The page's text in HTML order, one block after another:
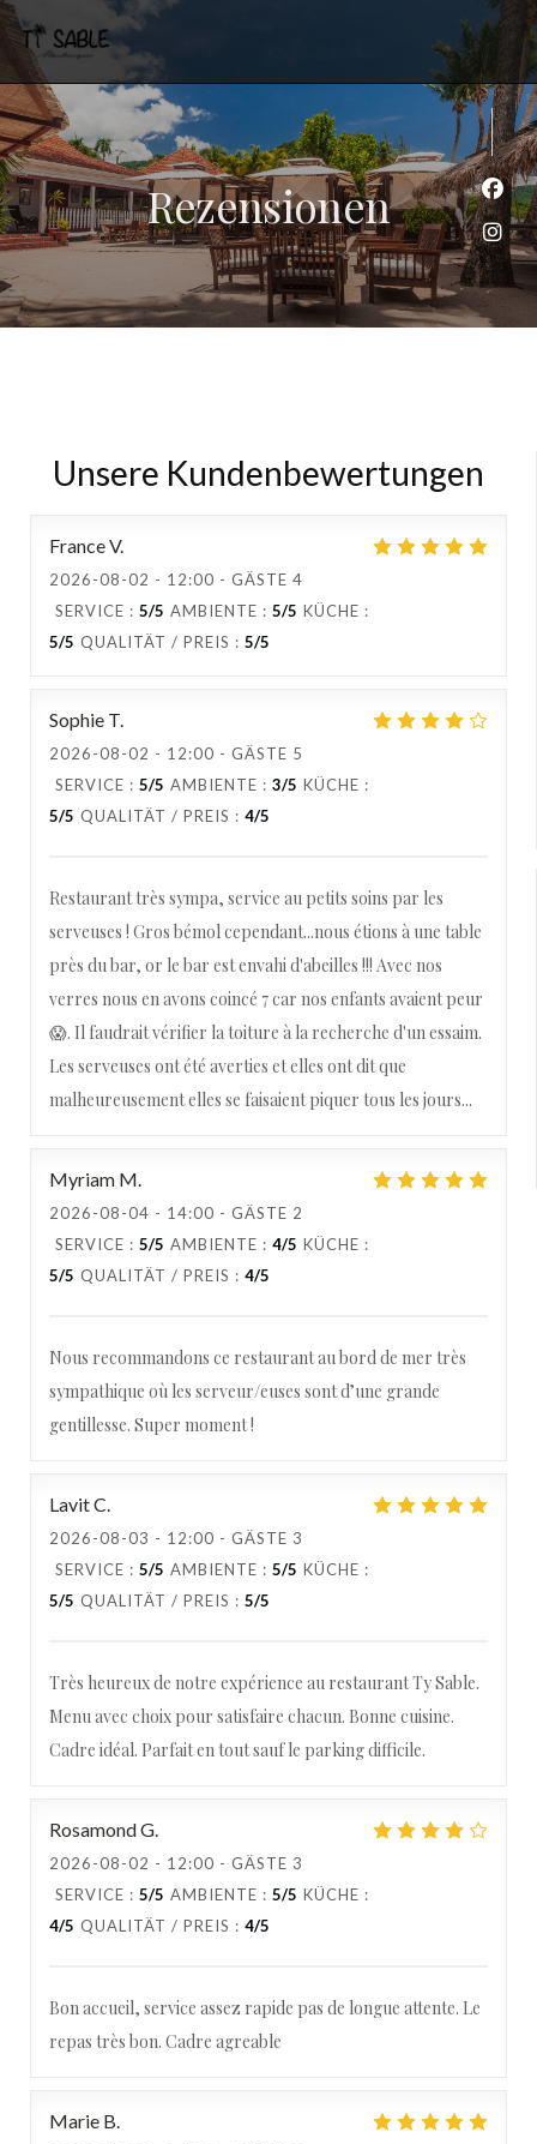
Rezensionen
Unsere Kundenbewertungen
FranceV
2026-08-02 - 12:00 - GÄSTE 4
SERVICE : 5/5 AMBIENTE : 5/5 KÜCHE :
5/5 QUALITÄT / PREIS : 5/5
Sophie T
2026-08-02 - 12:00 - GÄSTE 5
SERVICE : 5/5 AMBIENTE : 3/5 KÜCHE :
5/5 QUALITÄT / PREIS : 4/5
Restaurant très sympa, service au petits soins par les
serveuses ! Gros bémol cependant...nous étions à une table
près du bar, or le bar est envahi d'abeilles !!! Avec nos
verres nous en avons coincé 7 car nos enfants avaient peur
😱. Il faudrait vérifier la toiture à la recherche d'un essaim.
Les serveuses ont été averties et elles ont dit que
malheureusement elles se faisaient piquer tous les jours...
Myriam M
2026-08-04 - 14:00 - GÄSTE 2
SERVICE : 5/5 AMBIENTE : 4/5 KÜCHE :
5/5 QUALITÄT / PREIS : 4/5
Nous recommandons ce restaurant au bord de mer très
sympathique où les serveur/euses sont d’une grande
gentillesse. Super moment !
LavitC
2026-08-03 - 12:00 - GÄSTE 3
SERVICE : 5/5 AMBIENTE : 5/5 KÜCHE :
5/5 QUALITÄT / PREIS : 5/5
Très heureux de notre expérience au restaurant Ty Sable.
Menu avec choix pour satisfaire chacun. Bonne cuisine.
Cadre idéal. Parfait en tout sauf le parking difficile.
RosamondG
2026-08-02 - 12:00 - GÄSTE 3
SERVICE : 5/5 AMBIENTE : 5/5 KÜCHE :
4/5 QUALITÄT / PREIS : 4/5
Bon accueil, service assez rapide pas de longue attente. Le
repas très bon. Cadre agreable
Marie B